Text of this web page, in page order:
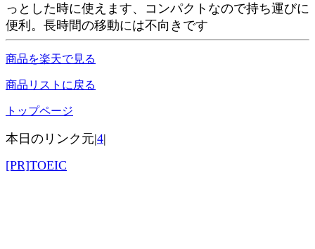
っとした時に使えます、コンパクトなので持ち運びに
便利。長時間の移動には不向きです
商品を楽天で見る
商品リストに戻る
トップページ
本日のリンク元|4|
[PR]TOEIC